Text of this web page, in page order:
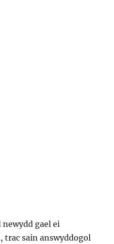
gael ei
trac sain answyddogol